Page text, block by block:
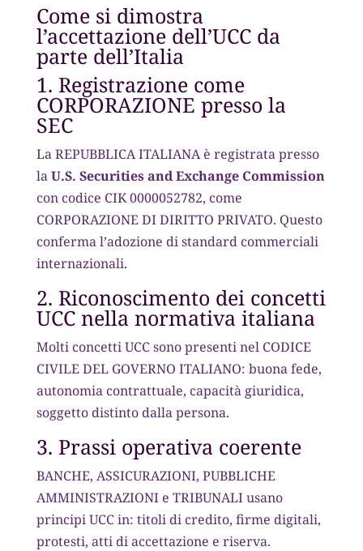
Come si dimostra
l’accettazione dell’UCC da
parte dell’Italia
1. Registrazione come
CORPORAZIONE presso la
SEC
La REPUBBLICA ITALIANA è registrata presso
laU.S. Securities and Exchange Commission
con codice CIK 0000052782, come
CORPORAZIONE DI DIRITTO PRIVATO. Questo
conferma l’adozione di standard commerciali
internazionali.
2. Riconoscimento dei concetti
UCC nella normativa italiana
Molti concetti UCC sono presenti nel CODICE
CIVILE DEL GOVERNO ITALIANO: buona fede,
autonomia contrattuale, capacità giuridica,
soggetto distinto dalla persona.
3. Prassi operativa coerente
BANCHE, ASSICURAZIONI, PUBBLICHE
AMMINISTRAZIONI e TRIBUNALI usano
principi UCC in: titoli di credito, firme digitali,
protesti, atti di accettazione e riserva.